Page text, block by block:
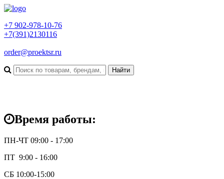
+7 902-978-10-76
+7(391)2130116
order@proektsr.ru
Время работы:
ПН-ЧТ 09:00 - 17:00
ПТ 9:00 - 16:00
СБ 10:00-15:00